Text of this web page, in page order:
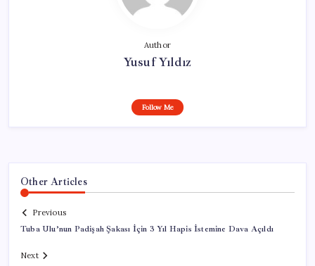
Author
Yusuf Yıldız
Follow Me
Other Articles
Previous
Tuba Ulu’nun Padişah Şakası İçin 3 Yıl Hapis İstemine Dava Açıldı
Next